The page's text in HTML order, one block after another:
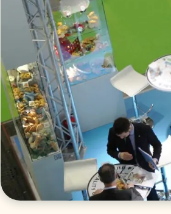
Achtergrond klimaatverandering
Beprijzing van CO2
Ondernemen zonder aardgas
Verduurzamen bedrijventerrein
Klimaattransitie op wijkniveau